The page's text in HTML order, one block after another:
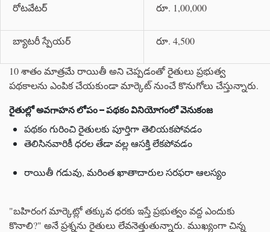
రోటవేటర్ రూ. 1,00,000
బ్యాటరీ స్పేయర్ రూ. 4,500
10 శాతం మాత్రమే రాయితీ అని చెప్పడంతో రైతులు ప్రభుత్వ
పథకాలను ఎంపిక చేయకుండా మార్కెట్‌ నుంచే కొనుగోలు చేస్తున్నారు.
రైతుల్లో అవగాహన లోపం – పథకం వినియోగంలో వెనుకంజ
పథకం గురించి రైతులకు పూర్తిగా తెలియకపోవడం
తెలిసినవారికీ ధరల తేడా వల్ల ఆసక్తి లేకపోవడం
రాయితీ గడువు, మరింత ఖాతాదారుల సరఫరా ఆలస్యం
"బహిరంగ మార్కెట్లో తక్కువ ధరకు ఇస్తే ప్రభుత్వం వద్ద ఎందుకు
కొనాలి?" అనే ప్రశ్నను రైతులు లేవనెత్తుతున్నారు. ముఖ్యంగా చిన్న